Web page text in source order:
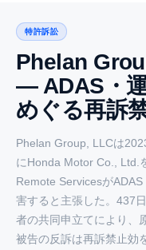
特許訴訟
Phelan
— ADAS・
めぐる再訴
Phelan Group, LLCは
にHonda Motor Co., Ltd.
Remote Servicesが
害すると主張した。437
者の共同申立てにより、
被告の反訴は再訴禁止効